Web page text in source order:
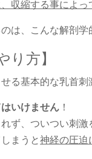
収縮する事によっ
は、こんな解剖学
り方】
る基本的な乳首刺
いけません ！
ず、ついつい刺激
まうと神経の圧迫